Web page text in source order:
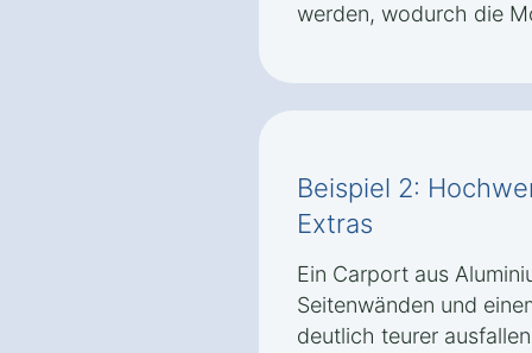
werden, wodurch die
Beispiel 2:
Extras
Ein Carport aus
Seitenwänden und
deutlich teurer